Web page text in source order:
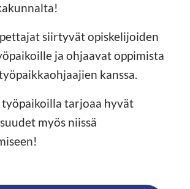
siirtyvät opiskelijoiden
ja ohjaavat oppimista
kanssa.
työpaikoilla tarjoaa hyvät
myös niissä